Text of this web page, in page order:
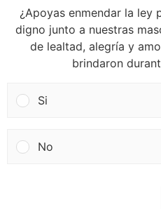
¿Apoyas enmendar la ley
digno junto a nuestras
de lealtad, alegría y
brindaron
Si
No